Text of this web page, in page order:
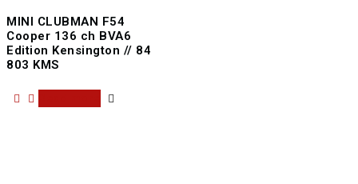
MINI CLUBMAN F54
Cooper 136 ch BVA6
Edition Kensington // 84
803 KMS